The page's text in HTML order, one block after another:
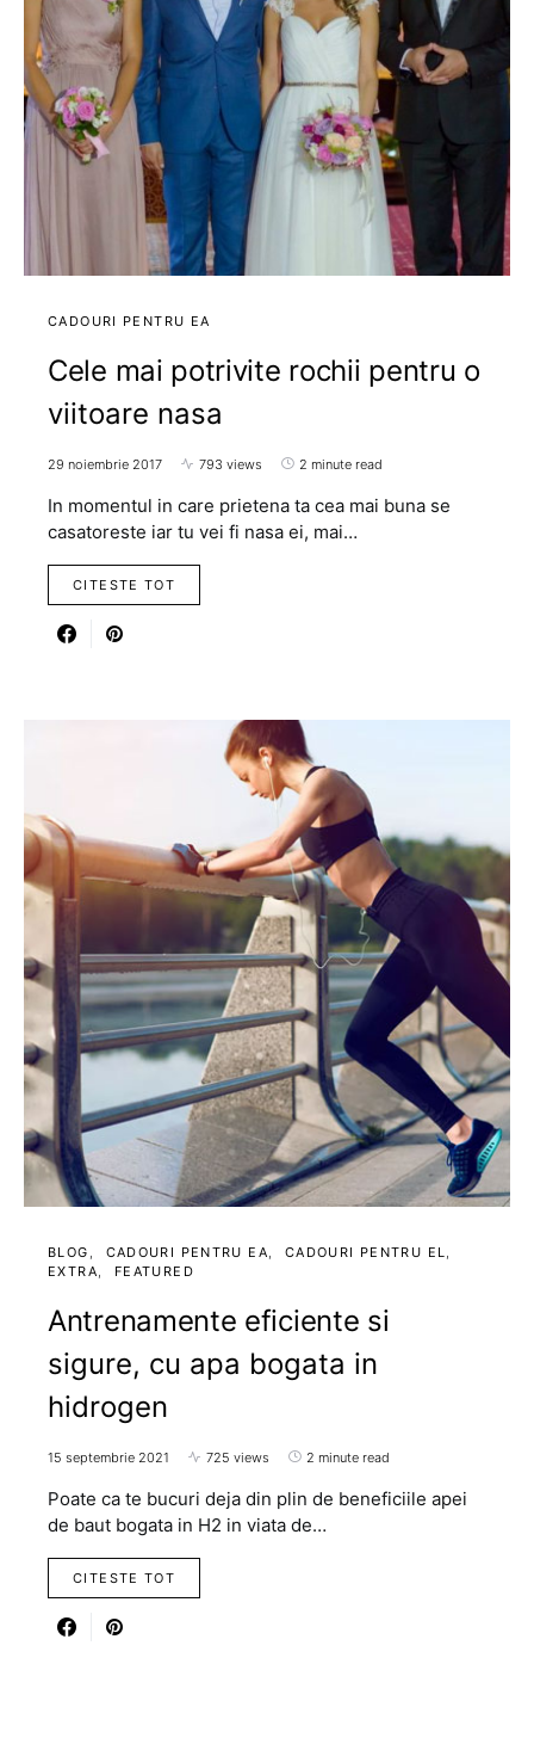
CADOURI PENTRU EA
Cele mai potrivite rochii pentru o
viitoare nasa
29 noiembrie 2017 793 views 2 minute read
In momentul in care prietena ta cea mai buna se
casatoreste iar tu vei fi nasa ei, mai…
CITESTE TOT
BLOG CADOURI PENTRU EA
CADOURI PENTRU EL
EXTRA
FEATURED
Antrenamente eficiente si
sigure, cu apa bogata in
hidrogen
15 septembrie 2021 725 views 2 minute read
Poate ca te bucuri deja din plin de beneficiile apei
de baut bogata in H2 in viata de…
CITESTE TOT